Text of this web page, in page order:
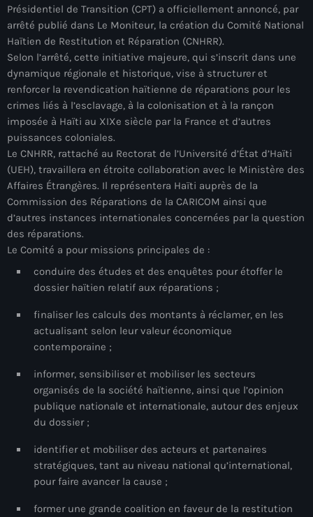
mars 2026
février 2026
janvier 2026
décembre 2025
novembre 2025
octobre 2025
septembre 2025
août 2025
juillet 2025
juin 2025
mai 2025
avril 2025
mars 2025
février 2025
janvier 2025
décembre 2024
novembre 2024
octobre 2024
septembre 2024
Présidentiel de Transition (CPT) a officiellement annoncé, par
arrêté publié dans Le Moniteur, la création du Comité National
Haïtien de Restitution et Réparation (CNHRR).
Selon l’arrêté, cette initiative majeure, qui s’inscrit dans une
dynamique régionale et historique, vise à structurer et
renforcer la revendication haïtienne de réparations pour les
crimes liés à l’esclavage, à la colonisation et à la rançon
imposée à Haïti au XIXe siècle par la France et d’autres
puissances coloniales.
Le CNHRR, rattaché au Rectorat de l’Université d’État d’Haïti
(UEH), travaillera en étroite collaboration avec le Ministère des
Affaires Étrangères. Il représentera Haïti auprès de la
Commission des Réparations de la CARICOM ainsi que
d’autres instances internationales concernées par la question
des réparations.
Le Comité a pour missions principales de :
conduire des études et des enquêtes pour étoffer le
dossier haïtien relatif aux réparations ;
finaliser les calculs des montants à réclamer, en les
actualisant selon leur valeur économique
contemporaine ;
informer, sensibiliser et mobiliser les secteurs
organisés de la société haïtienne, ainsi que l’opinion
publique nationale et internationale, autour des enjeux
du dossier ;
identifier et mobiliser des acteurs et partenaires
stratégiques, tant au niveau national qu’international,
pour faire avancer la cause ;
former une grande coalition en faveur de la restitution